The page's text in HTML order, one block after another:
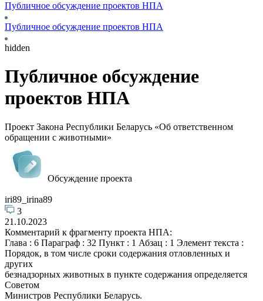
Публичное обсуждение проектов НПА
Публичное обсуждение проектов НПА
hidden
Публичное обсуждение
проектов НПА
Проект Закона Республики Беларусь «Об ответственном
обращении с животными»
Обсуждение проекта
iri89_irina89
3
21.10.2023
Комментарий к фрагменту проекта НПА:
Глава : 6 Параграф : 32 Пункт : 1 Абзац : 1 Элемент текста :
Порядок, в том числе сроки содержания отловленных и
других
безнадзорных животных в пункте содержания определяется
Советом
Министров Республики Беларусь.